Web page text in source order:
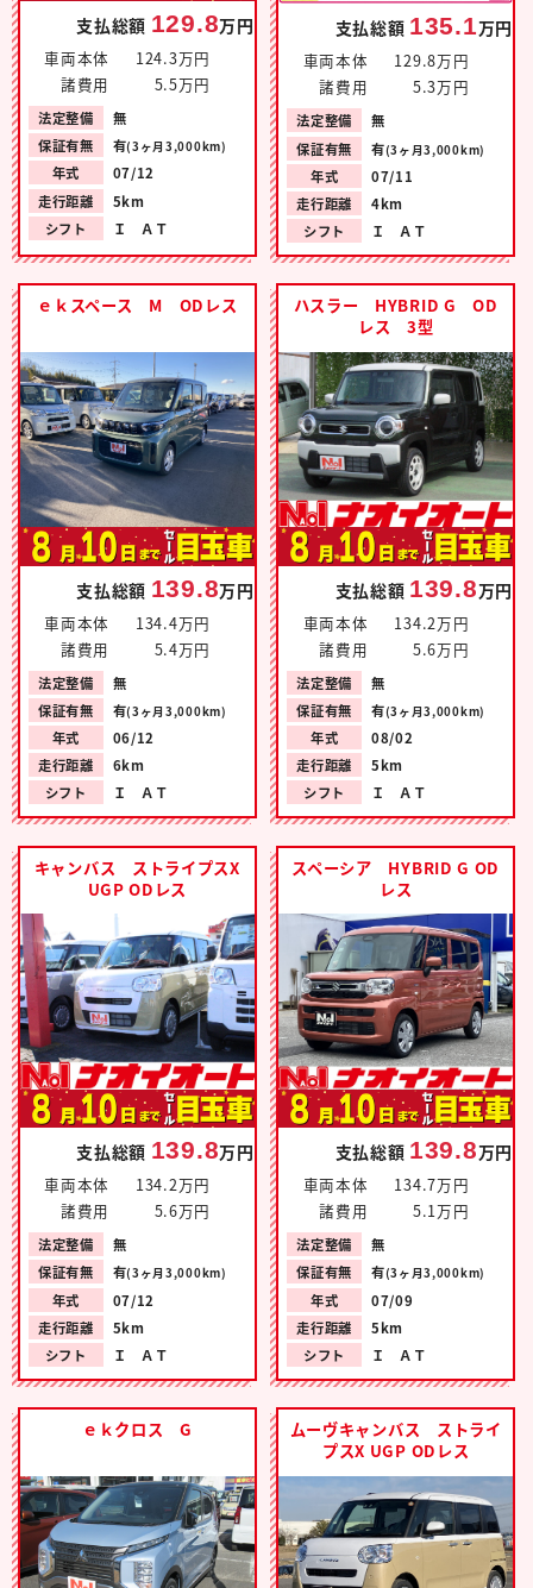
支払総額 129.8万円
車両本体
124.3万円
諸費用
5.5万円
法定整備
無
保証有無
有(3ヶ月3,000km)
年式
07/12
走行距離
5km
シフト
Ｉ ＡＴ
支払総額 135.1万円
車両本体
129.8万円
諸費用
5.3万円
法定整備
無
保証有無
有(3ヶ月3,000km)
年式
07/11
走行距離
4km
シフト
Ｉ ＡＴ
ｅｋスペース M ODレス
支払総額 139.8万円
車両本体
134.4万円
諸費用
5.4万円
法定整備
無
保証有無
有(3ヶ月3,000km)
年式
06/12
走行距離
6km
シフト
Ｉ ＡＴ
ハスラー HYBRID G OD
レス 3型
支払総額 139.8万円
車両本体
134.2万円
諸費用
5.6万円
法定整備
無
保証有無
有(3ヶ月3,000km)
年式
08/02
走行距離
5km
シフト
Ｉ ＡＴ
キャンバス ストライプスX
UGP ODレス
支払総額 139.8万円
車両本体
134.2万円
諸費用
5.6万円
法定整備
無
保証有無
有(3ヶ月3,000km)
年式
07/12
走行距離
5km
シフト
Ｉ ＡＴ
スペーシア HYBRID G OD
レス
支払総額 139.8万円
車両本体
134.7万円
諸費用
5.1万円
法定整備
無
保証有無
有(3ヶ月3,000km)
年式
07/09
走行距離
5km
シフト
Ｉ ＡＴ
ｅｋクロス G
ムーヴキャンバス ストライ
プスX UGP ODレス